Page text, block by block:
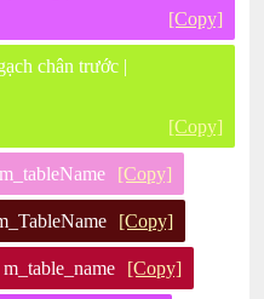
[Copy]
chân trước |
[Copy]
[Copy]
[Copy]
[Copy]